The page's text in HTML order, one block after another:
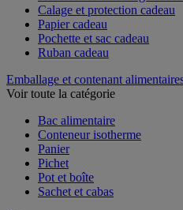
Accessoires emballage cadeau
Calage et protection cadeau
Papier cadeau
Pochette et sac cadeau
Emballage et contenant alimentaires
Bac alimentaire
Conteneur isotherme
Panier
Pichet
Pot et boîte